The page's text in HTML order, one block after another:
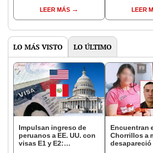
LEER MÁS
de mesa
octubre en
LEER
LO MÁS VISTO LO ÚLTIMO
Impulsan ingreso de
peruanos a EE. UU. con
visas E1 y E2:
Encuentran
Chorrillos a
desapareció